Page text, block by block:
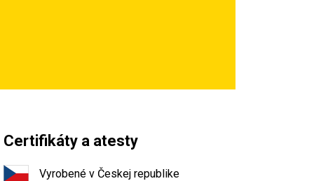
Certifikáty a atesty
Vyrobené v Českej republike